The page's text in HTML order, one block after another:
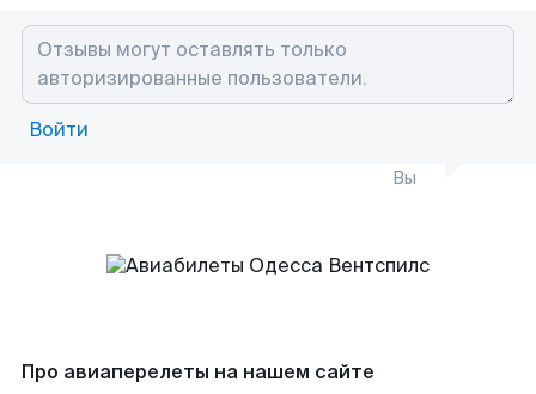
Войти
Вы
Про авиаперелеты на нашем сайте